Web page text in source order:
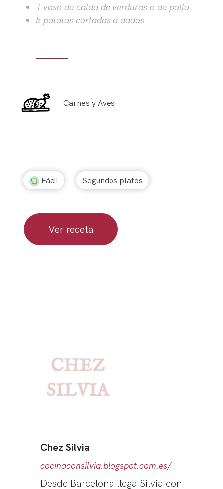
1 vaso de caldo de verduras o de pollo
5 patatas cortadas a dados
Carnes y Aves
Fácil Segundos platos
Ver receta
Chez Silvia
cocinaconsilvia.blogspot.com.es/
Desde Barcelona llega Silvia con